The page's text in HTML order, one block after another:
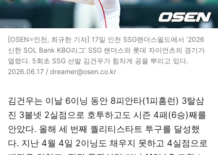
[OSEN=인천, 최규한 기자] 17일 인천 SSG랜더스필드에서 ‘2026
신한 SOL Bank KBO리그’ SSG 랜더스와 롯데 자이언츠의 경기가
열렸다. 5회초 SSG 선발 김건우가 힘차게 공을 뿌리고 있다.
2026.06.17 / dreamer@osen.co.kr
김건우는 이날 6이닝 동안 8피안타(1피홈런) 3탈삼
진 3볼넷 2실점으로 호투하고도 시즌 4패(6승)째를
안았다. 올해 세 번째 퀄리티스타트 투구를 달성했
다. 지난 4월 4일 2이닝도 채우지 못하고 4실점으로